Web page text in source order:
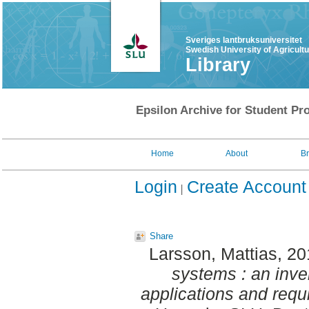
Sveriges lantbruksuniversitet
Swedish University of
Library
Epsilon Archive for Student
Home About
Login Create Account
Share
Larsson, Mattias,
systems : an
applications and